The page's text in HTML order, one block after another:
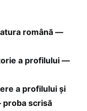
română —
a profilului —
a profilului și
scrisă